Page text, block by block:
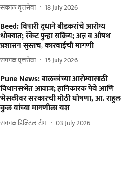
सकाळ वृत्तसेवा 18 July 2026
Beed: विषारी दुधाने बीडकरांचे आरोग्य
धोक्यात; रॅकेट पुन्हा सक्रिय; अन्न व औषध
प्रशासन सुस्तच, कारवाईची मागणी
सकाळ वृत्तसेवा 15 July 2026
Pune News: बालकांच्या आरोग्यासाठी
विधानसभेत आवाज; हानिकारक पेये आणि
भेसळीवर सरकारची मोठी घोषणा, आ. राहुल
कुल यांच्या मागणीला यश
सकाळ डिजिटल टीम 03 July 2026